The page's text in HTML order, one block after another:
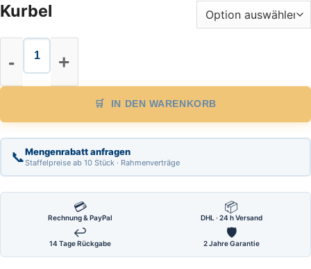
Kurbel
Glasfaserbandmaß Länge 25 m,
IN DEN WARENKORB
📞Mengenrabatt anfragen
Staffelpreise ab 10 Stück · Rahmenverträge
💳
Rechnung & PayPal
📦
DHL · 24 h Versand
↩
14 Tage Rückgabe
🛡
2 Jahre Garantie